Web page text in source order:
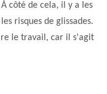
côté de cela, il y a les
risques de glissades.
le travail, car il s'agit